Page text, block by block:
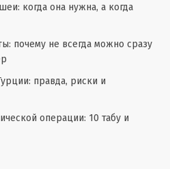
когда она нужна, а когда
почему не всегда можно сразу
правда, риски и
операции: 10 табу и